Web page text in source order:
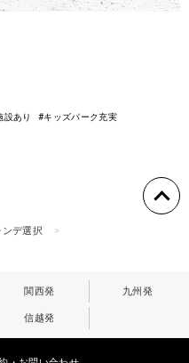
設あり #キッズパーク充実
ンデ選択
関西発 九州発
信越発